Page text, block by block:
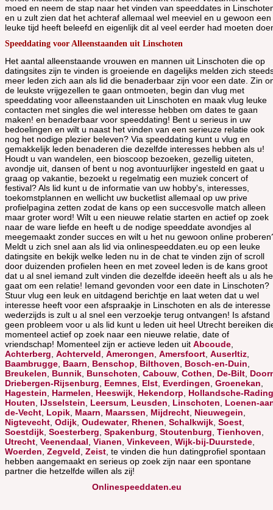
moed en neem de stap naar het vinden van speeddates in
en u zult zien dat het achteraf allemaal wel meeviel en u gewoon een
leuke tijd heeft beleefd en eigenlijk dit al veel eerder had moeten
Speeddating voor Alleenstaanden uit Linschoten
Het aantal alleenstaande vrouwen en mannen uit Linschoten die op
datingsites zijn te vinden is groeiende en dagelijks melden zich
meer leden zich aan als lid die benaderbaar zijn voor een date. Zin
de leukste vrijgezellen te gaan ontmoeten, begin dan vlug met
speeddating voor alleenstaanden uit Linschoten en maak vlug leuke
contacten met singles die wel interesse hebben om dates te gaan
maken! en benaderbaar voor speeddating! Bent u serieus in uw
bedoelingen en wilt u naast het vinden van een serieuze relatie ook
nog het nodige plezier beleven? Via speeddating kunt u vlug en
gemakkelijk leden benaderen die dezelfde interesses hebben als u!
Houdt u van wandelen, een bioscoop bezoeken, gezellig uiteten,
avondje uit, dansen of bent u nog avontuurlijker ingesteld en gaat u
graag op vakantie, bezoekt u regelmatig een muziek concert of
festival? Als lid kunt u de informatie van uw hobby's, interesses,
toekomstplannen en wellicht uw bucketlist allemaal op uw prive
profielpagina zetten zodat de kans op een succesvolle match alleen
maar groter word! Wilt u een nieuwe relatie starten en actief op zoek
naar de ware liefde en heeft u de nodige speeddate avondjes al
meegemaakt zonder succes en wilt u het nu gewoon online
Meldt u zich snel aan als lid via onlinespeeddaten.eu op een leuke
datingsite en bekijk welke leden nu in de chat te vinden zijn of scroll
door duizenden profielen heen en met zoveel leden is de kans groot
dat u al snel iemand zult vinden die dezelfde ideeën heeft als u als
gaat om een relatie! Iemand gevonden voor een date in Linschoten?
Stuur vlug een leuk en uitdagend berichtje en laat weten dat u wel
interesse heeft voor een afspraakje in Linschoten en als de interesse
wederzijds is zult u al snel een verzoekje terug ontvangen! Is afstand
geen probleem voor u als lid kunt u leden uit heel Utrecht bereiken
momenteel actief op zoek naar een nieuwe relatie, date of
vriendschap! Momenteel zijn er actieve leden uit Abcoude
Achterberg Achterveld Amerongen Amersfoort Auserltiz
Baambrugge Baarn Benschop Bilthoven Bosch-en-Duin
Breukelen
Bunnik Bunschoten Cabouw Cothen De-Bilt
Driebergen-Rijsenburg
Eemnes Elst Everdingen Groenekan
Hagestein
Harmelen Heeswijk Hekendorp
Hollandsche-Rading
Houten
IJsselstein Leersum Leusden Linschoten
Loenen-
de-Vecht Lopik Maarn Maarssen Mijdrecht Nieuwegein
Nigtevecht Odijk Oudewater, Rhenen Schalkwijk Soest
Soestdijk Soesterberg Spakenburg Stoutenburg Tienhoven
Utrecht Veenendaal Vianen Vinkeveen Wijk-bij-Duurstede
Woerden Zegveld Zeist , te vinden die hun datingprofiel spontaan
hebben aangemaakt en serieus op zoek zijn naar een spontane
partner die hetzelfde willen als zij!
Onlinespeeddaten.eu